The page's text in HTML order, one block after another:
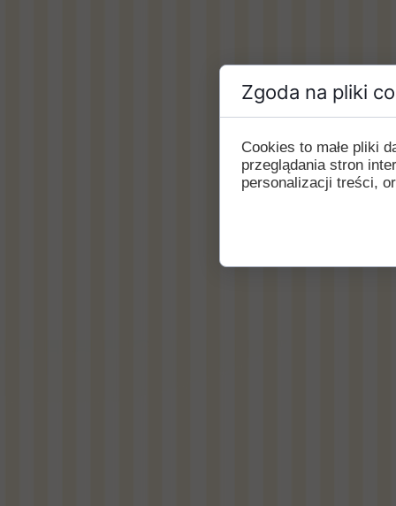
Zgoda na pliki
Cookies to małe pliki
przeglądania stron
personalizacji treści,